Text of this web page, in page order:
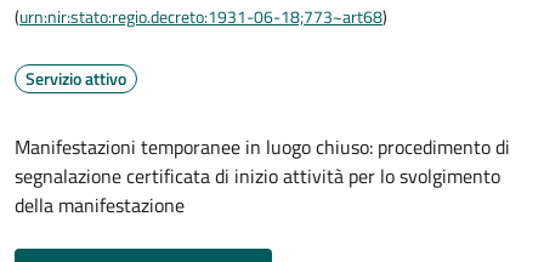
(urn:nir:stato:regio.decreto:1931-06-18;773~art68)
Servizio attivo
Manifestazioni temporanee in luogo chiuso: procedimento di
segnalazione certificata di inizio attività per lo svolgimento
della manifestazione